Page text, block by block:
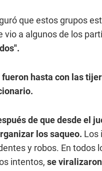
que estos grupos
vio a algunos de los
hasta con las
de que desde el
los saqueo. Los
y robos. En todos
intentos, se